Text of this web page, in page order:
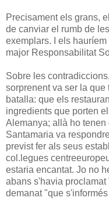
Precisament els grans,
de canviar el rumb de
exemplars. I els
major Responsabilitat
Sobre les contradiccions,
sorprenent va ser la
batalla: que els
ingredients que porten
Alemanya; allà ho tenen
Santamaria va
previst fer als seus
col.legues
estaria encantat. Jo no
abans s'havia
demanat "que